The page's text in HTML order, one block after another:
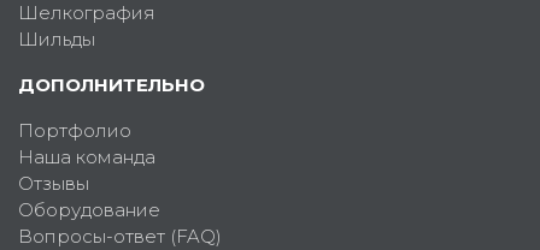
Шелкография
Шильды
ДОПОЛНИТЕЛЬНО
Портфолио
Наша команда
Отзывы
Оборудование
Вопросы-ответ (FAQ)